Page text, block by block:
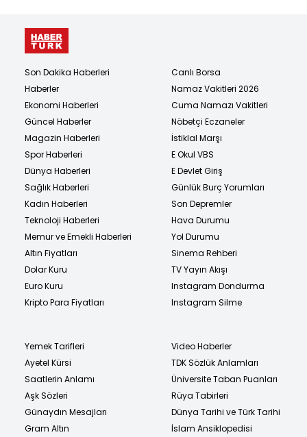
Son Dakika Haberleri
Haberler
Ekonomi Haberleri
Güncel Haberler
Magazin Haberleri
Spor Haberleri
Dünya Haberleri
Sağlık Haberleri
Kadın Haberleri
Teknoloji Haberleri
Memur ve Emekli Haberleri
Altın Fiyatları
Dolar Kuru
Euro Kuru
Kripto Para Fiyatları
Canlı Borsa
Namaz Vakitleri 2026
Cuma Namazı Vakitleri
Nöbetçi Eczaneler
İstiklal Marşı
E Okul VBS
E Devlet Giriş
Günlük Burç Yorumları
Son Depremler
Hava Durumu
Yol Durumu
Sinema Rehberi
TV Yayın Akışı
Instagram Dondurma
Instagram Silme
Yemek Tarifleri
Ayetel Kürsi
Saatlerin Anlamı
Aşk Sözleri
Günaydın Mesajları
Gram Altın
Video Haberler
TDK Sözlük Anlamları
Üniversite Taban Puanları
Rüya Tabirleri
Dünya Tarihi ve Türk Tarihi
İslam Ansiklopedisi